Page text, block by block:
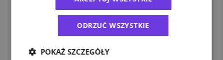
Zmiany w przepisach celnych UE od
1 lipca 2026 r.ODRZUĆ WSZYSTKIE
POKAŻ SZCZEGÓŁY